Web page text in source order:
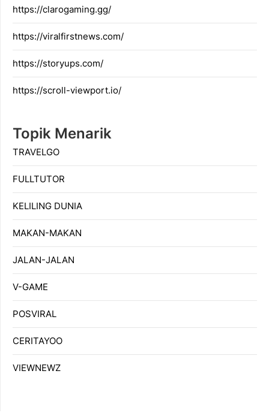
https://clarogaming.gg/
https://viralfirstnews.com/
https://storyups.com/
https://scroll-viewport.io/
Topik Menarik
TRAVELGO
FULLTUTOR
KELILING DUNIA
MAKAN-MAKAN
JALAN-JALAN
V-GAME
POSVIRAL
CERITAYOO
VIEWNEWZ